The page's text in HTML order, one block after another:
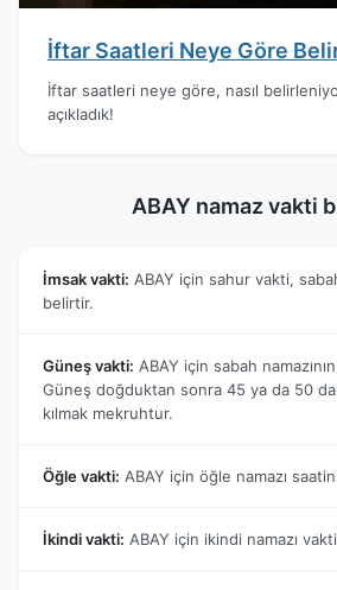
İftar Saatleri Neye Göre
İftar saatleri neye göre, nasıl
açıkladık!
ABAY namaz vakti
İmsak vakti: ABAY için sahur vakti,
belirtir.
Güneş vakti: ABAY için sabah
Güneş doğduktan sonra 45 ya da 50
kılmak mekruhtur.
Öğle vakti: ABAY için öğle namazı
İkindi vakti: ABAY için ikindi namazı